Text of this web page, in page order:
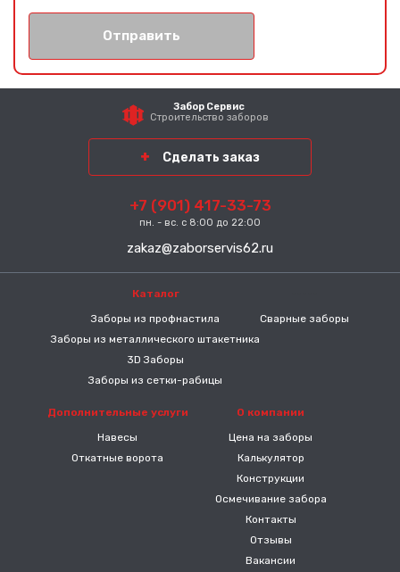
Отправить
Забор Сервис
Строительство заборов
Сделать заказ
+7 (901) 417-33-73
пн. - вс. с 8:00 до 22:00
zakaz@zaborservis62.ru
Каталог
Заборы из профнастила
Заборы из металлического штакетника
3D Заборы
Заборы из сетки-рабицы
Сварные заборы
Дополнительные услуги
Навесы
Откатные ворота
О компании
Цена на заборы
Калькулятор
Конструкции
Осмечивание забора
Контакты
Отзывы
Вакансии